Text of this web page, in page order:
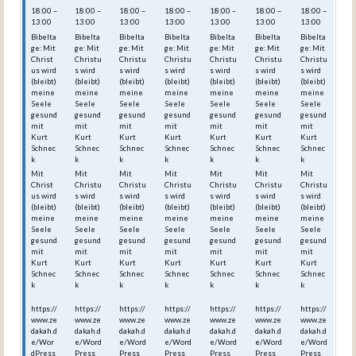
18:00 –
13:00
Bibelta
ge: Mit
Christ
us wird
(bleibt)
meine
Seele
gesund
mit
Kurt
Schnec
k
Mit
Christ
us wird
(bleibt)
meine
Seele
gesund
mit
Kurt
Schnec
k
https://
www.ze
dakah.d
e/Wor
dPress
18:00 –
13:00
Bibelta
ge: Mit
Christu
s wird
(bleibt)
meine
Seele
gesund
mit
Kurt
Schnec
k
Mit
Christu
s wird
(bleibt)
meine
Seele
gesund
mit
Kurt
Schnec
k
https://
www.ze
dakah.d
e/Word
Press_
18:00 –
13:00
Bibelta
ge: Mit
Christu
s wird
(bleibt)
meine
Seele
gesund
mit
Kurt
Schnec
k
Mit
Christu
s wird
(bleibt)
meine
Seele
gesund
mit
Kurt
Schnec
k
https://
www.ze
dakah.d
e/Word
Press_
18:00 –
13:00
Bibelta
ge: Mit
Christu
s wird
(bleibt)
meine
Seele
gesund
mit
Kurt
Schnec
k
Mit
Christu
s wird
(bleibt)
meine
Seele
gesund
mit
Kurt
Schnec
k
https://
www.ze
dakah.d
e/Word
Press_
18:00 –
13:00
Bibelta
ge: Mit
Christu
s wird
(bleibt)
meine
Seele
gesund
mit
Kurt
Schnec
k
Mit
Christu
s wird
(bleibt)
meine
Seele
gesund
mit
Kurt
Schnec
k
https://
www.ze
dakah.d
e/Word
Press_
18:00 –
13:00
Bibelta
ge: Mit
Christu
s wird
(bleibt)
meine
Seele
gesund
mit
Kurt
Schnec
k
Mit
Christu
s wird
(bleibt)
meine
Seele
gesund
mit
Kurt
Schnec
k
https://
www.ze
dakah.d
e/Word
Press_
18:00 –
13:00
Bibelta
ge: Mit
Christu
s wird
(bleibt)
meine
Seele
gesund
mit
Kurt
Schnec
k
Mit
Christu
s wird
(bleibt)
meine
Seele
gesund
mit
Kurt
Schnec
k
https://
www.ze
dakah.d
e/Word
Press_